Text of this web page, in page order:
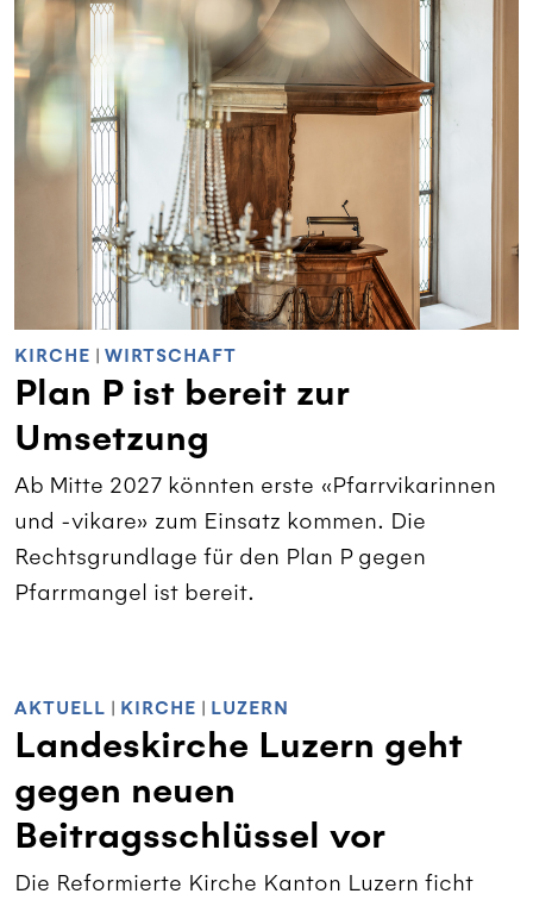
KIRCHE WIRTSCHAFT
Plan P ist bereit zur
Umsetzung
Ab Mitte 2027 könnten erste «Pfarrvikarinnen
und -vikare» zum Einsatz kommen. Die
Rechtsgrundlage für den Plan P gegen
Pfarrmangel ist bereit.
AKTUELL KIRCHE LUZERN
Landeskirche Luzern geht
gegen neuen
Beitragsschlüssel vor
Die Reformierte Kirche Kanton Luzern ficht